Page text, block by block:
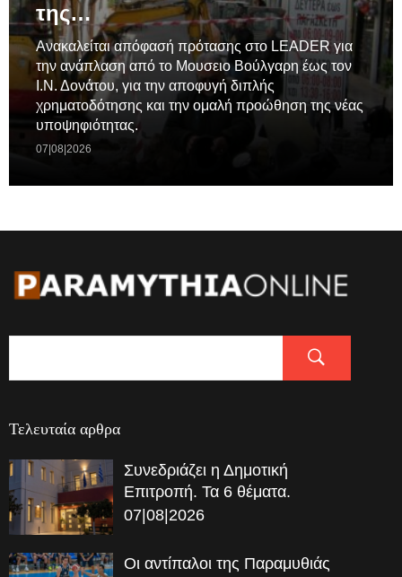
της…
Ανακαλείται απόφασή πρότασης στο LEADER για
την ανάπλαση από το Μουσειο Βούλγαρη έως τον
Ι.Ν. Δονάτου, για την αποφυγή διπλής
χρηματοδότησης και την ομαλή προώθηση της νέας
υποψηφιότητας.
07|08|2026
Τελευταία αρθρα
Συνεδριάζει η Δημοτική
Επιτροπή. Τα 6 θέματα.
07|08|2026
Οι αντίπαλοι της Παραμυθιάς